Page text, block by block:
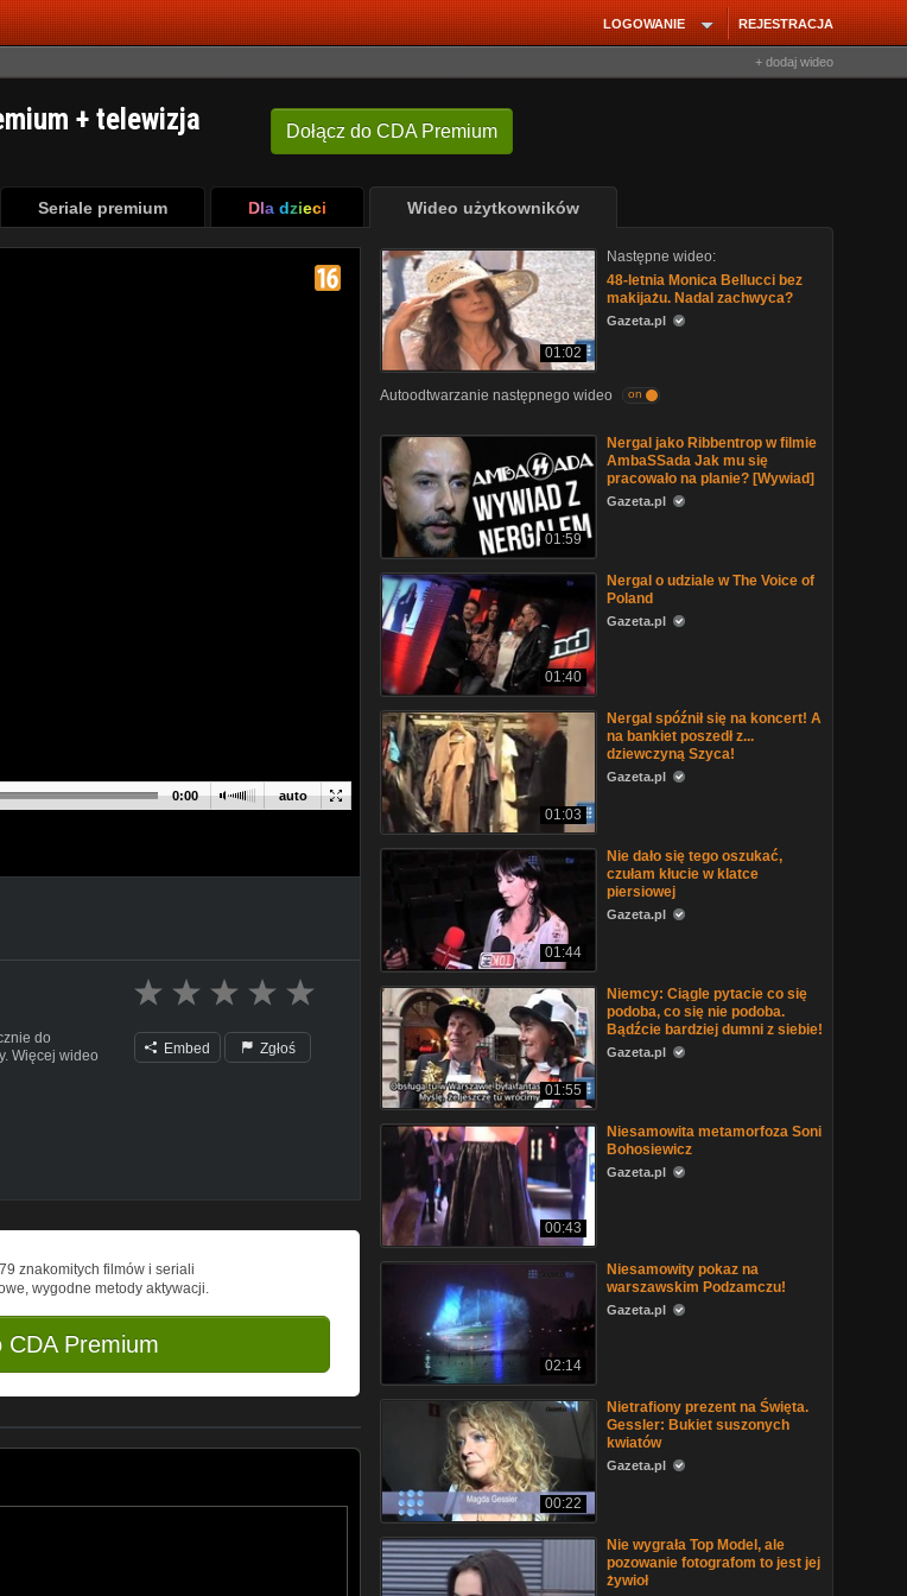
REJESTRACJA
LOGOWANIE
+ dodaj wideo
Dołącz do CDA Premium
+ telewizja
Seriale premium Dla dzieci Wideo użytkowników
auto
0:00
do
Więcej wideo
Embed Zgłoś
znakomitych filmów i seriali
wygodne metody aktywacji.
CDA Premium
01:02
Następne wideo:
48-letnia Monica Bellucci bez
makijażu. Nadal zachwyca?
Gazeta.pl
Autoodtwarzanie następnego wideo on
01:59
Nergal jako Ribbentrop w filmie
AmbaSSada Jak mu się
pracowało na planie? [Wywiad]
Gazeta.pl
01:40
Nergal o udziale w The Voice of
Poland
Gazeta.pl
01:03
Nergal spóźnił się na koncert! A
na bankiet poszedł z...
dziewczyną Szyca!
Gazeta.pl
01:44
Nie dało się tego oszukać,
czułam kłucie w klatce
piersiowej
Gazeta.pl
01:55
Niemcy: Ciągle pytacie co się
podoba, co się nie podoba.
Bądźcie bardziej dumni z siebie!
Gazeta.pl
00:43
Niesamowita metamorfoza Soni
Bohosiewicz
Gazeta.pl
02:14
Niesamowity pokaz na
warszawskim Podzamczu!
Gazeta.pl
00:22
Nietrafiony prezent na Święta.
Gessler: Bukiet suszonych
kwiatów
Gazeta.pl
Nie wygrała Top Model, ale
pozowanie fotografom to jest jej
żywioł